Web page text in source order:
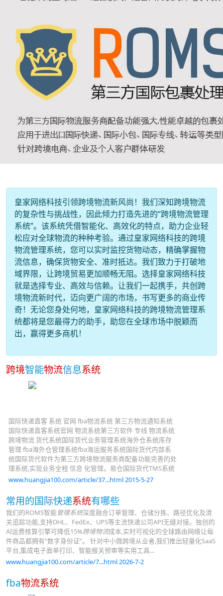
皇家网络科技引领跨境物流新风尚！我们深知跨境物流
的复杂性与挑战性，因此倾力打造先进的“跨境物流管理
系统”。该系统凭借智能化、高效化的特点，助力企业轻
松应对全球物流的种种考验。通过皇家网络科技的跨境
物流管理系统，您可以实时监控货物动态，精确掌握物
流信息，确保货物安全、准时抵达。我们致力于打破地
域界限，让跨境贸易更加顺畅无阻。选择皇家网络科技
就是选择专业、高效与信赖。让我们一起携手，共创跨
境物流新时代，迈向更广阔的市场，书写更多的商业传
奇！无论您身处何地，皇家网络科技的跨境物流管理系
统都将是您最得力的助手，助您在全球市场中脱颖而
出，赢得更多商机！
跨境智能物流信息系统
国际快递直客 系统 官网 fba物流系统 第三方物流通知系统
国际快递直客系统官网 物流系统第三方软件 专线 物流系统
跨境物流 货代系统国际货代业务管理系统海外仓系统库存
管理 fba海外仓管理系统fba海运服务系统国际货代内部系
统国际货代软件为第三方跨境物流服务商配备功能完善的处
理系统,实现业务全程 信息 化管理。易仓国际货代TMS系统
www.huangjia100.com/article/37...html 2015-5-27
常用的国际快递系统有哪些
我们的ROMS智能管理系统深度融合订单管理、仓储分拣、路径优化及清
关追踪功能,支持DHL、FedEx、UPS等主流快递公司API无缝对接。独创的
AI运费核算引擎可降低15%跨境物流成本,实时可视化的全球路由网络让每
件商品都拥有“数字身份证”。 针对中小微跨境从业者,我们推出轻量化SaaS
平台,集成电子面单打印、智能报关预审等实用工具...
www.huangjia100.com/article/7...html 2026-7-2
fba物流系统